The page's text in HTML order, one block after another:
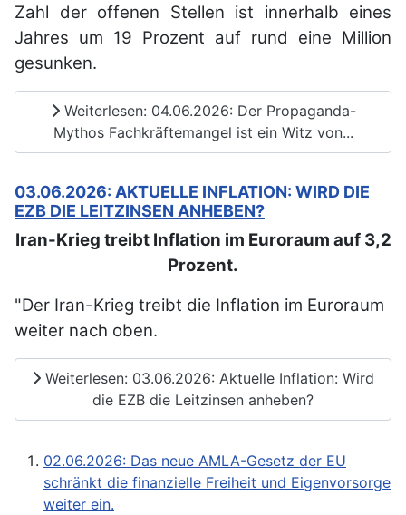
Zahl der offenen Stellen ist innerhalb eines
Jahres um 19 Prozent auf rund eine Million
gesunken.
Weiterlesen: 04.06.2026: Der Propaganda-
Mythos Fachkräftemangel ist ein Witz von...
03.06.2026: AKTUELLE INFLATION: WIRD DIE
EZB DIE LEITZINSEN ANHEBEN?
Iran-Krieg treibt Inflation im Euroraum auf 3,2
Prozent.
"Der Iran-Krieg treibt die Inflation im Euroraum
weiter nach oben.
Weiterlesen: 03.06.2026: Aktuelle Inflation: Wird
die EZB die Leitzinsen anheben?
02.06.2026: Das neue AMLA-Gesetz der EU
schränkt die finanzielle Freiheit und Eigenvorsorge
weiter ein.